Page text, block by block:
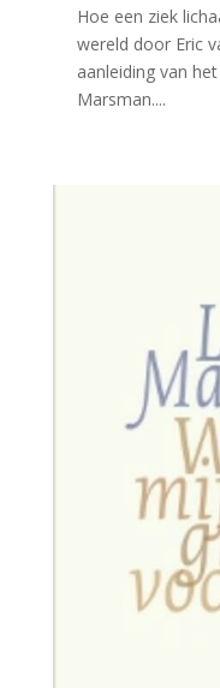
Hoe een ziek
wereld door Eric
aanleiding van
Marsman....